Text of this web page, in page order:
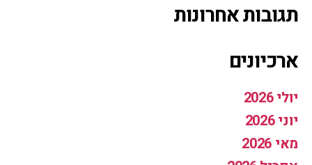
תגובות אחרונות
ארכיונים
יולי 2026
יוני 2026
מאי 2026